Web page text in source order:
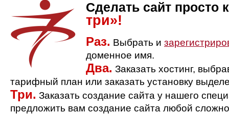
Сделать сайт просто
три»!
Раз. Выбрать и
доменное имя.
Два. Заказать хостинг,
тарифный план или заказать установку
Три. Заказать создание сайта у нашего
предложить вам создание сайта любой